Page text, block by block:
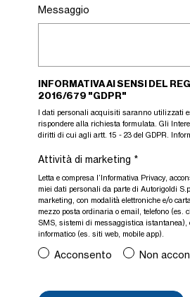
Messaggio
INFORMATIVA AI SENSI DEL
2016/679 "GDPR"
I dati personali acquisiti saranno utilizzati
rispondere alla richiesta formulata. Gli
diritti di cui agli artt. 15 - 23 del GDPR.
Attività di marketing *
Letta e compresa l’Informativa Privacy,
miei dati personali da parte di Autorigoldi
marketing, con modalità elettroniche e/o
mezzo posta ordinaria o email, telefono (es.
SMS, sistemi di messaggistica
informatico (es. siti web, mobile app).
Acconsento Non